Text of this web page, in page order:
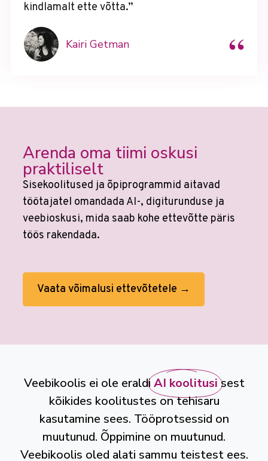
kindlamalt ette võtta.”
Kairi Getman “
Arenda oma tiimi oskusi
praktiliselt
Sisekoolitused ja õpiprogrammid aitavad
töötajatel omandada AI-, digiturunduse ja
veebioskusi, mida saab kohe ettevõtte päris
töös rakendada.
Vaata võimalusi ettevõtetele →
Veebikoolis ei ole eraldiAI koolitusi sest
kõikides koolitustes on tehisaru
kasutamine sees. Tööprotsessid on
muutunud. Õppimine on muutunud.
Veebikoolis oled alati sammu teistest ees.